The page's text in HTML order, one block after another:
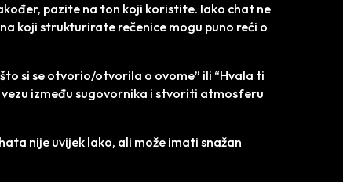
pazite na ton koji koristite. Iako chat ne
koji strukturirate rečenice mogu puno reći o
si se otvorio/otvorila o ovome” ili “Hvala ti
između sugovornika i stvoriti atmosferu
nije uvijek lako, ali može imati snažan